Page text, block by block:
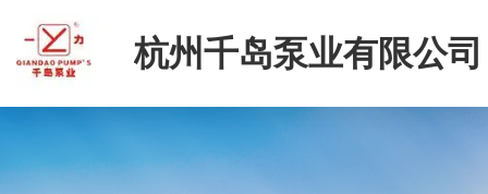
杭州千岛泵业有限公司